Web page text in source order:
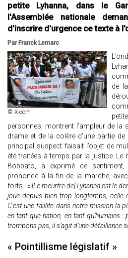
petite Lyhanna, dans le
l'Assemblée nationale
d'inscrire d'urgence ce texte à
Par Franck Lemarc
© X.com
de
personnes, montrent l’ampleur de la
drame et de la colère d’une partie
principal suspect faisait l’objet de
été traitées à temps par la justice. Le
Bobbato, a exprimé ce
prononcé à la fin de la marche,
forts : « [Le meurtre de] Lyhanna est le
joue depuis bien trop longtemps, celle
C’est une faillite dans notre mission la
en tant que nation, en tant qu’humains
trompons pas, il s’agit d’une défaillance
« Pointillisme législatif »